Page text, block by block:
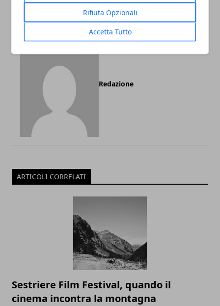
Rifiuta Opzionali
Accetta Tutto
peggiori difetti del film
doppiatori italiani
Redazione
ARTICOLI CORRELATI
Sestriere Film Festival, quando il
cinema incontra la montagna